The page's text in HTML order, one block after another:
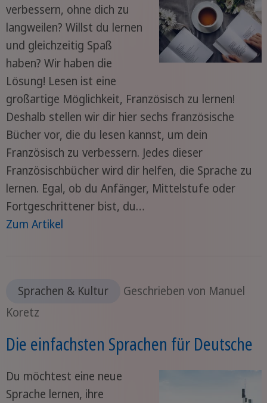
verbessern, ohne dich zu
langweilen? Willst du lernen
und gleichzeitig Spaß
haben? Wir haben die
Lösung! Lesen ist eine
großartige Möglichkeit, Französisch zu lernen!
Deshalb stellen wir dir hier sechs französische
Bücher vor, die du lesen kannst, um dein
Französisch zu verbessern. Jedes dieser
Französischbücher wird dir helfen, die Sprache zu
lernen. Egal, ob du Anfänger, Mittelstufe oder
Fortgeschrittener bist, du…
Zum Artikel
Sprachen & Kultur
Geschrieben von Manuel
Koretz
Die einfachsten Sprachen für Deutsche
Du möchtest eine neue
Sprache lernen, ihre